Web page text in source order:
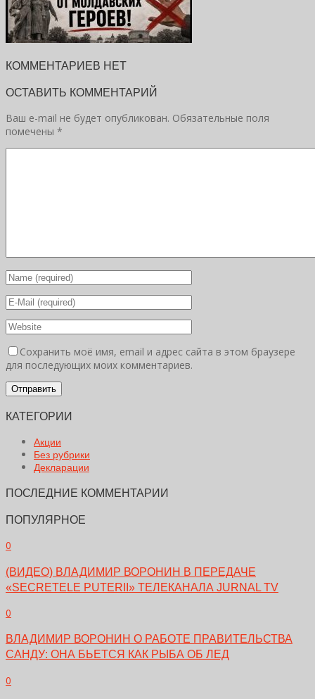
КОММЕНТАРИЕВ НЕТ
ОСТАВИТЬ КОММЕНТАРИЙ
Ваш e-mail не будет опубликован. Обязательные поля
помечены *
Сохранить моё имя, email и адрес сайта в этом браузере
для последующих моих комментариев.
КАТЕГОРИИ
Акции
Без рубрики
Декларации
ПОСЛЕДНИЕ КОММЕНТАРИИ
ПОПУЛЯРНОЕ
0
(ВИДЕО) ВЛАДИМИР ВОРОНИН В ПЕРЕДАЧЕ
«SECRETELE PUTERII» ТЕЛЕКАНАЛА JURNAL TV
0
ВЛАДИМИР ВОРОНИН О РАБОТЕ ПРАВИТЕЛЬСТВА
САНДУ: ОНА БЬЕТСЯ КАК РЫБА ОБ ЛЕД
0